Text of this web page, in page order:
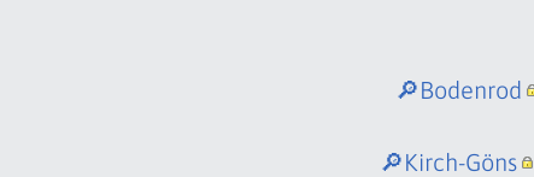
🔎Bodenrod
🔎Kirch-Göns